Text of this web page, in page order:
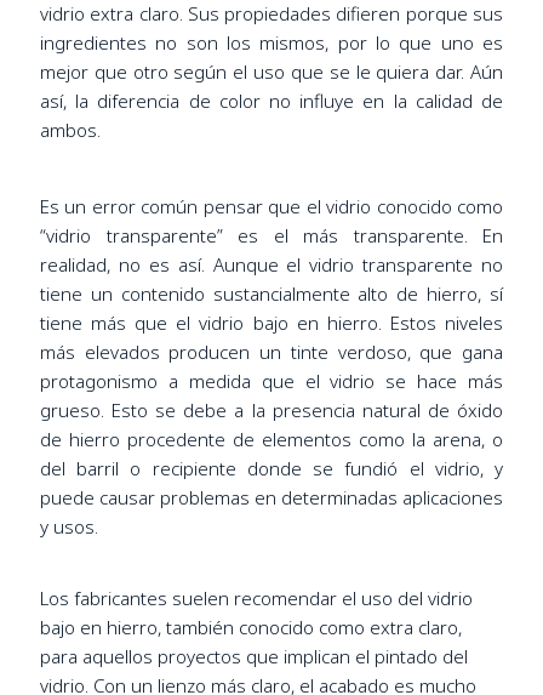
vidrio extra claro. Sus propiedades difieren porque sus
ingredientes no son los mismos, por lo que uno es
mejor que otro según el uso que se le quiera dar. Aún
así, la diferencia de color no influye en la calidad de
ambos.
Es un error común pensar que el vidrio conocido como
“vidrio transparente” es el más transparente. En
realidad, no es así. Aunque el vidrio transparente no
tiene un contenido sustancialmente alto de hierro, sí
tiene más que el vidrio bajo en hierro. Estos niveles
más elevados producen un tinte verdoso, que gana
protagonismo a medida que el vidrio se hace más
grueso. Esto se debe a la presencia natural de óxido
de hierro procedente de elementos como la arena, o
del barril o recipiente donde se fundió el vidrio, y
puede causar problemas en determinadas aplicaciones
y usos.
Los fabricantes suelen recomendar el uso del vidrio
bajo en hierro, también conocido como extra claro,
para aquellos proyectos que implican el pintado del
vidrio. Con un lienzo más claro, el acabado es mucho